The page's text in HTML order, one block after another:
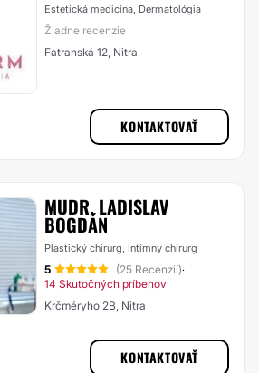
Estetická medicína, Dermatológia
Žiadne recenzie
Fatranská 12, Nitra
KONTAKTOVAŤ
MUDR. LADISLAV
BOGDÁN
Plastický chirurg, Intímny chirurg
5 (25 Recenzií)·
14 Skutočných príbehov
Krčméryho 2B, Nitra
KONTAKTOVAŤ